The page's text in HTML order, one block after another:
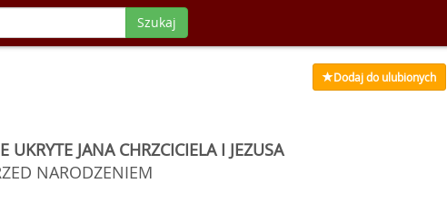
Szukaj
Dodaj do ulubionych
UKRYTE JANA CHRZCICIELA I JEZUSA
NARODZENIEM